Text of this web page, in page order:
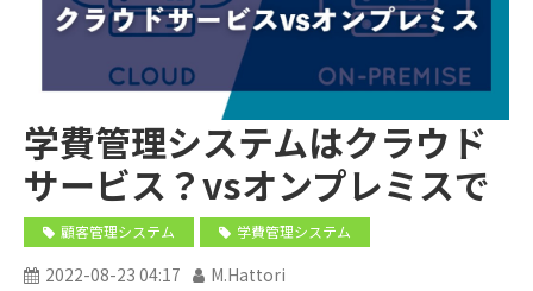
学費管理システムはクラウド
サービス？vsオンプレミスで
準備？それぞれ何が違うの？
顧客管理システム 学費管理システム
2022-08-23 04:17 M.Hattori